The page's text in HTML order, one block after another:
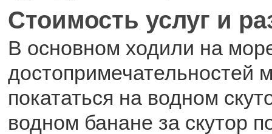
Стоимость услуг и
В основном ходили на
достопримечательностей
покататься на водном
водном банане за скутор